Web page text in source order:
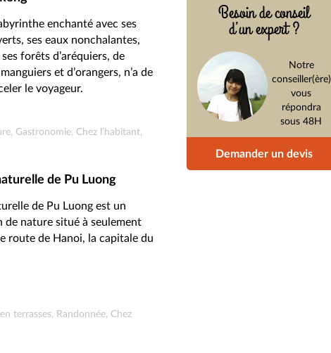
enchanté avec ses
ses eaux nonchalantes,
forêts d’aréquiers, de
et d’orangers, n’a de
le voyageur.
Gastronomie, Chez l’habitant,
de Pu Luong
de Pu Luong est un
de nature situé à seulement
route de Hanoi, la capitale du
terrasses, Randonnée, Chez
Besoin de conseil
d’un expert ?
Notre
conseiller(ère)
vous
répondra
sous 48H
Demander un devis